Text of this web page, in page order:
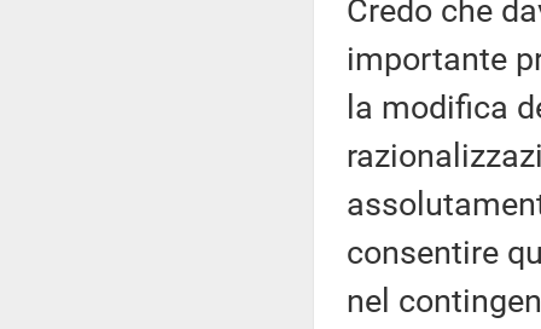
Credo che
importante
la modifica
consentire
nel